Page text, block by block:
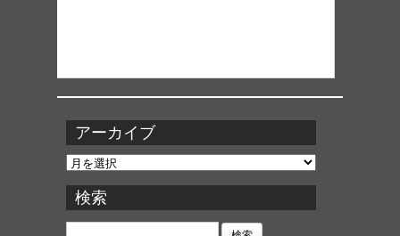
アーカイブ
ア
カ
イ
ブ
検索
検